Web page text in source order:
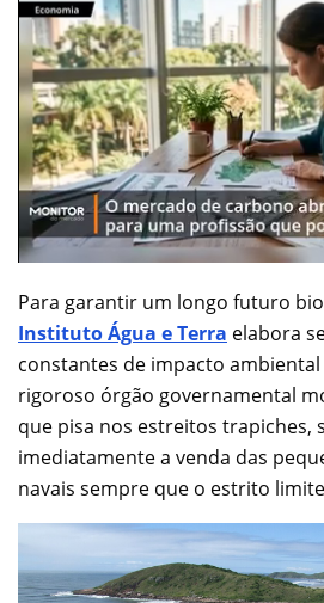
Para garantir um longo futuro
Instituto Água e Terra elabora
constantes de impacto
rigoroso órgão governamental
que pisa nos estreitos trapiches,
imediatamente a venda das
navais sempre que o estrito